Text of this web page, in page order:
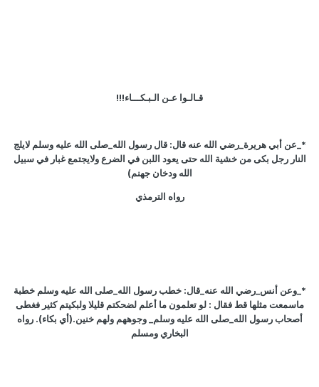
قـالـوا عـن الـبـكـــاء!!!
*_عن أبي هريرة_رضي الله عنه قال: قال رسول الله_صلى الله عليه وسلم لايلج
النار رجل بكى من خشية الله حتى يعود اللبن في الضرع ولايجتمع غبار في سبيل
الله ودخان جهنم)
رواه الترمذي
*_وعن أنس_رضي الله عنه_قال: خطب رسول الله_صلى الله عليه وسلم خطبة
ماسمعت مثلها قط فقال : لو تعلمون ما أعلم لضحكتم قليلا ولبكيتم كثير فغطى
أصحاب رسول الله_صلى الله عليه وسلم_ وجوههم ولهم خنين.(أي بكاء). رواه
البخاري ومسلم